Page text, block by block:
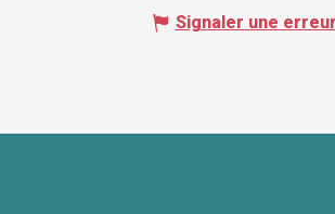
Signaler une erreur